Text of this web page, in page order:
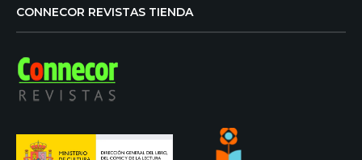
CONNECOR REVISTAS TIENDA